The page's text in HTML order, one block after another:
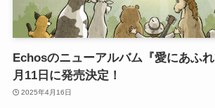
Echosのニューアルバム『愛にあふ
月11日に発売決定！
2025年4月16日